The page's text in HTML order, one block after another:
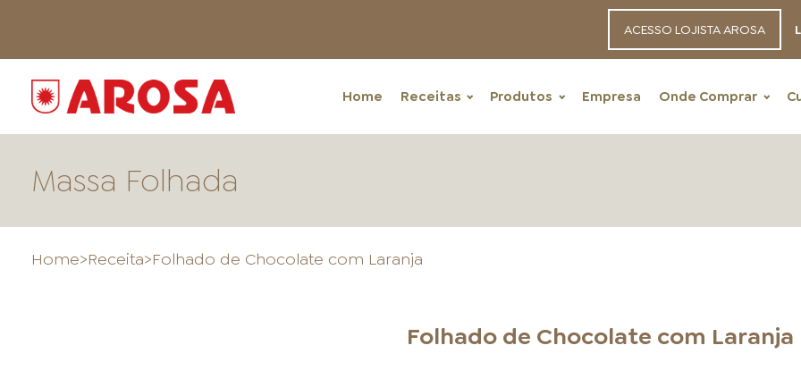
ACESSO LOJISTA AROSA
Home Receitas Produtos Empresa Onde Comprar
HOME
Massa Folhada
Home>Receita>Folhado de Chocolate com Laranja
Folhado de Chocolate com Laranja